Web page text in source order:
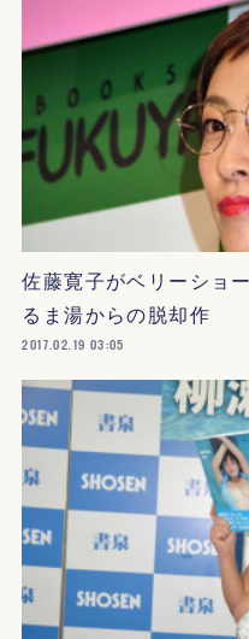
佐藤寛子がベリーショ
るま湯からの脱却作
2017.02.19 03:05